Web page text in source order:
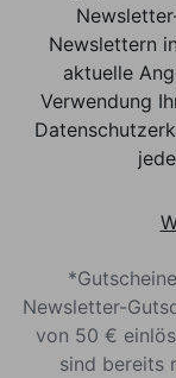
Newslettern
aktuelle
Verwendung
Newsletter-
von 50 €
sind bereits